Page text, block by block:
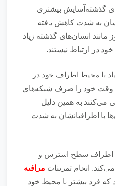
گذشته‌آسایش بیشتری
به شدت کاهش یافته
مانند انسان‌های گذشته زیاد
در ارتباط نیستند.
با محیط اطراف خود در
وقت خود را صرف شبکه‌های
می‌کنند به همین دلیل
با اطرافیانشان به شدت
اطراف سطح استرس و
انجام تمرینات مراقبه
که فرد بیشتر با محیط خود